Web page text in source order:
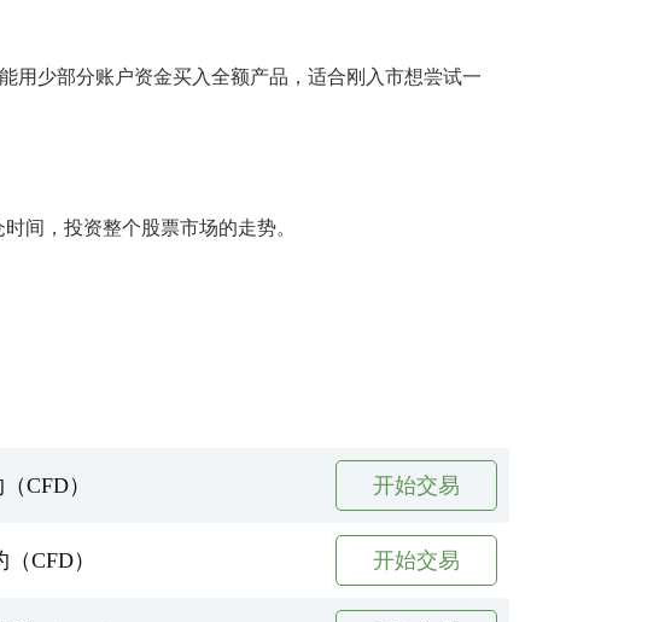
用少部分账户资金买入全额产品，适合刚入市想尝试一
间，投资整个股票市场的走势。
CFD） 开始交易
CFD） 开始交易